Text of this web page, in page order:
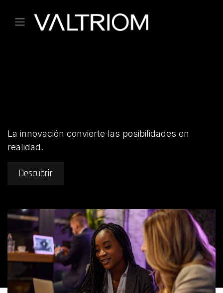
La innovación convierte las posibilidades en
realidad.
Descubrir